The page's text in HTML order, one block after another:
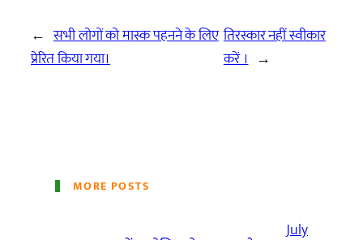
← सभी लोगों को मास्क पहनने के लिए
प्रेरित किया गया।
तिरस्कार नहीं स्वीकार
करें । →
MORE POSTS
July